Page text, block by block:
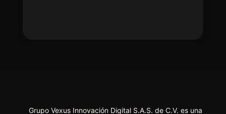
Grupo Vexus Innovación Digital S.A.S. de C.V. es una